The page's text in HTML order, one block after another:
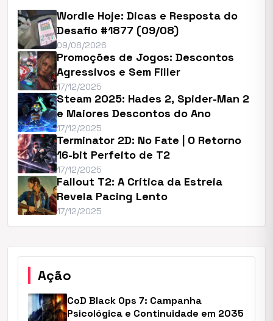
Wordle Hoje: Dicas e Resposta do
Desafio #1877 (09/08)
09/08/2026
Promoções de Jogos: Descontos
Agressivos e Sem Filler
17/12/2025
Steam 2025: Hades 2, Spider-Man 2
e Maiores Descontos do Ano
17/12/2025
Terminator 2D: No Fate | O Retorno
16-bit Perfeito de T2
17/12/2025
Fallout T2: A Crítica da Estreia
Revela Pacing Lento
17/12/2025
Ação
CoD Black Ops 7: Campanha
Psicológica e Continuidade em 2035